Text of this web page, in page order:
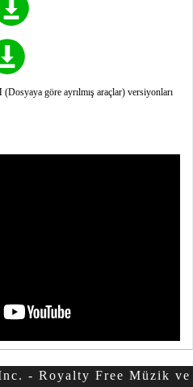
göre ayrılmış araçlar) versiyonları
- Royalty Free Müzik ve